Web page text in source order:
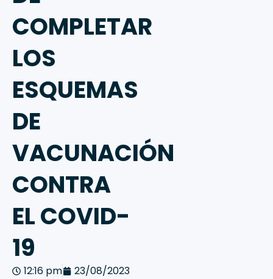
COMPLETAR
LOS
ESQUEMAS
DE
VACUNACIÓN
CONTRA
EL COVID-
19
12:16 pm 23/08/2023